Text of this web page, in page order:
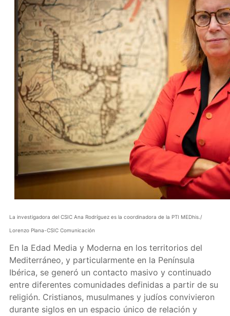
La investigadora del CSIC Ana Rodríguez es la coordinadora de la PTI MEDhis./
Lorenzo Plana-CSIC Comunicación
En la Edad Media y Moderna en los territorios del
Mediterráneo, y particularmente en la Península
Ibérica, se generó un contacto masivo y continuado
entre diferentes comunidades definidas a partir de su
religión. Cristianos, musulmanes y judíos convivieron
durante siglos en un espacio único de relación y